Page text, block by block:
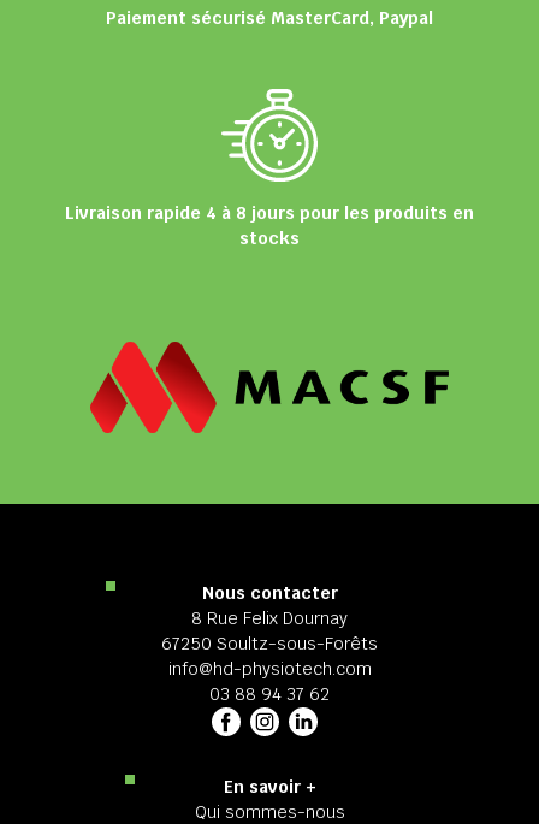
Paiement sécurisé MasterCard, Paypal
Livraison rapide 4 à 8 jours pour les produits en
stocks
Nous contacter
8 Rue Felix Dournay
67250 Soultz-sous-Forêts
info@hd-physiotech.com
03 88 94 37 62
En savoir +
Qui sommes-nous